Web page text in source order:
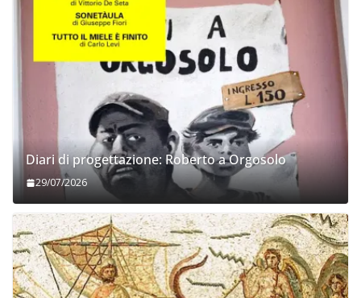
Diari di progettazione: Roberto a Orgosolo
29/07/2026